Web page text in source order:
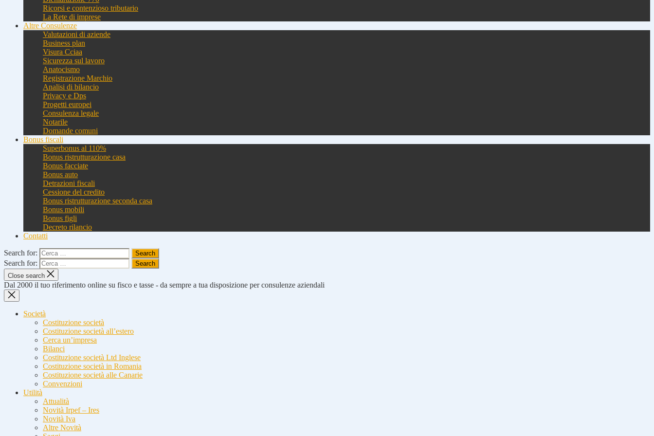
Ricorsi e contenzioso tributario
La Rete di imprese
Altre Consulenze
Valutazioni di aziende
Business plan
Visura Cciaa
Sicurezza sul lavoro
Anatocismo
Registrazione Marchio
Analisi di bilancio
Privacy e Dps
Progetti europei
Consulenza legale
Notarile
Domande comuni
Bonus fiscali
Superbonus al 110%
Bonus ristrutturazione casa
Bonus facciate
Bonus auto
Detrazioni fiscali
Cessione del credito
Bonus ristrutturazione seconda casa
Bonus mobili
Bonus figli
Decreto rilancio
Contatti
Search for:
Search for:
Close search
Dal 2000 il tuo riferimento online su fisco e tasse - da sempre a tua disposizione per consulenze aziendali
Società
Costituzione società
Costituzione società all’estero
Cerca un’impresa
Bilanci
Costituzione società Ltd Inglese
Costituzione società in Romania
Costituzione società alle Canarie
Convenzioni
Utilità
Attualità
Novità Irpef – Ires
Novità Iva
Altre Novità